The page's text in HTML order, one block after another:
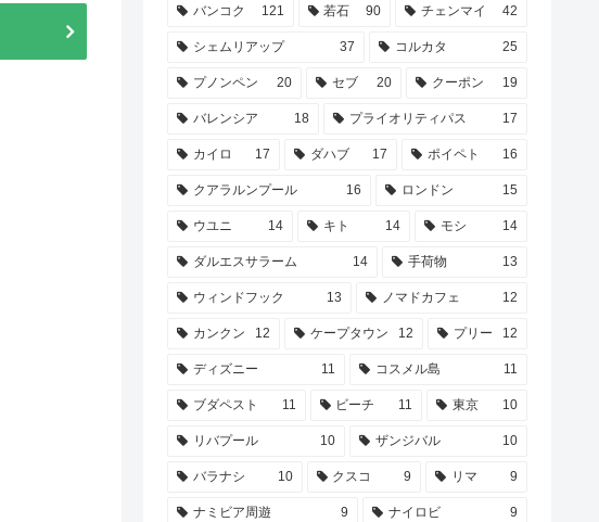
バンコク 121 若石 90 チェンマイ 42
シェムリアップ 37 コルカタ 25
プノンペン 20 セブ 20 クーポン 19
バレンシア 18 プライオリティパス 17
カイロ 17 ダハブ 17 ポイペト 16
クアラルンプール 16 ロンドン 15
ウユニ 14 キト 14 モシ 14
ダルエスサラーム 14 手荷物 13
ウィンドフック 13 ノマドカフェ 12
カンクン 12 ケープタウン 12 プリー 12
ディズニー 11 コスメル島 11
ブダペスト 11 ビーチ 11 東京 10
リバプール 10 ザンジバル 10
バラナシ 10 クスコ 9 リマ 9
ナミビア周遊 9 ナイロビ 9